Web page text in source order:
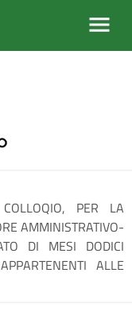
PER LA
AMMINISTRATIVO-
DI MESI DODICI
ALLE